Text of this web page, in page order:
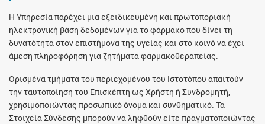
Η Υπηρεσία παρέχει μια εξειδικευμένη και πρωτοποριακή
ηλεκτρονική βάση δεδομένων για το φάρμακο που δίνει τη
δυνατότητα στον επιστήμονα της υγείας και στο κοινό να έχει
άμεση πληροφόρηση για ζητήματα φαρμακοθεραπείας.
Ορισμένα τμήματα του περιεχομένου του Ιστοτόπου απαιτούν
την ταυτοποίηση του Επισκέπτη ως Χρήστη ή Συνδρομητή,
χρησιμοποιώντας προσωπικό όνομα και συνθηματικό. Τα
Στοιχεία Σύνδεσης μπορούν να ληφθούν είτε πραγματοποιώντας